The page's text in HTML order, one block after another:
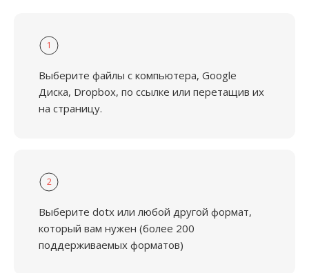
1
Выберите файлы с компьютера, Google
Диска, Dropbox, по ссылке или перетащив их
на страницу.
2
Выберите dotx или любой другой формат,
который вам нужен (более 200
поддерживаемых форматов)